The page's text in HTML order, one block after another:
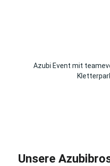
Azubi Event mit
Unsere